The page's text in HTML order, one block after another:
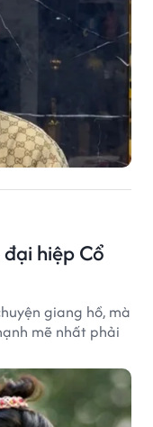
hiệp Cổ
giang hồ, mà
mẽ nhất phải